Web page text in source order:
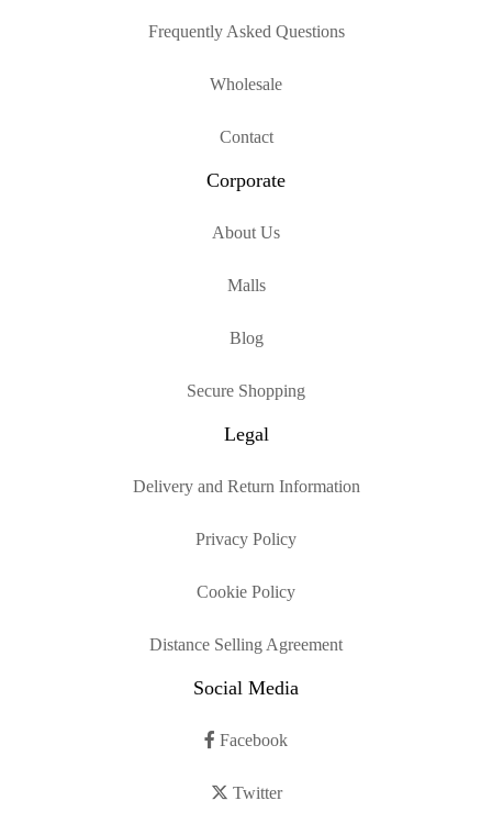
Frequently Asked Questions
Wholesale
Contact
Corporate
About Us
Malls
Blog
Secure Shopping
Legal
Delivery and Return Information
Privacy Policy
Cookie Policy
Distance Selling Agreement
Social Media
Facebook
Twitter